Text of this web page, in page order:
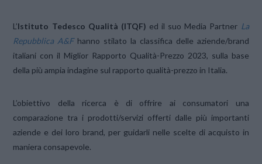
L’Istituto Tedesco Qualità (ITQF) ed il suo Media Partner La
Repubblica A&Fhanno stilato la classifica delle aziende/brand
italiani con il Miglior Rapporto Qualità-Prezzo 2023, sulla base
della più ampia indagine sul rapporto qualità-prezzo in Italia.
L’obiettivo della ricerca è di offrire ai consumatori una
comparazione tra i prodotti/servizi offerti dalle più importanti
aziende e dei loro brand, per guidarli nelle scelte di acquisto in
maniera consapevole.